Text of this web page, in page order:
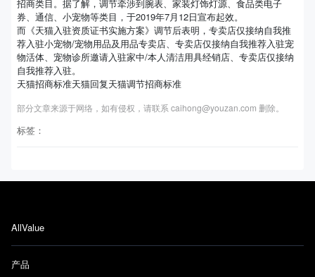
招商类目。据了解，调节牵涉到腕表、家装灯饰灯源、食品类电子
券、通信、小宠物等类目，于2019年7月12日宣布起效。
而《天猫入驻资质证书实施方案》调节后表明，专卖店仅接纳自我推
荐入驻小宠物/宠物用品及用品专卖店、专卖店仅接纳自我推荐入驻宠
物活体、宠物诊所邀请入驻家中/本人清洁用具经销店、专卖店仅接纳
自我推荐入驻。
天猫招商标准天猫回复天猫调节招商标准
部分文章来源于网络，如有侵权，请联系 caihong@youzan.com 删除。
标签：
AllValue
产品